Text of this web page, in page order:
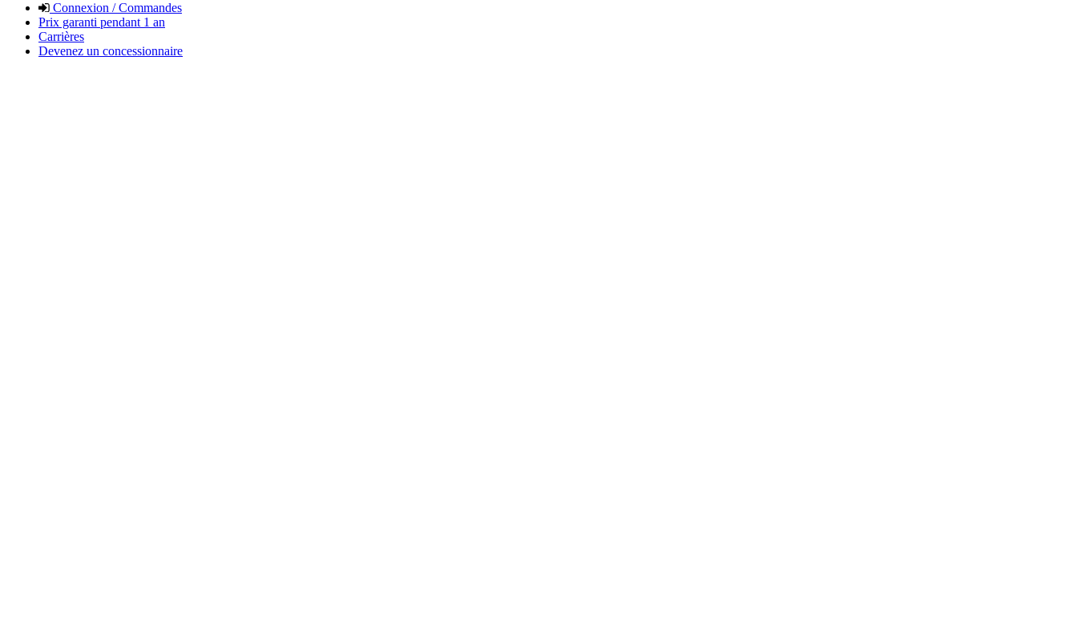
Connexion / Commandes
Prix garanti pendant 1 an
Carrières
Devenez un concessionnaire